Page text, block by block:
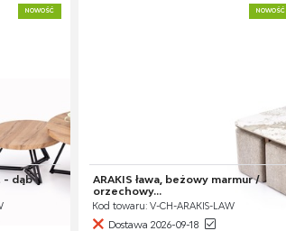
NOWOŚĆ
- dąb
NOWOŚĆ
ARAKIS ława, beżowy marmur /
orzechowy...
Kod towaru: V-CH-ARAKIS-LAW
Dostawa 2026-09-18